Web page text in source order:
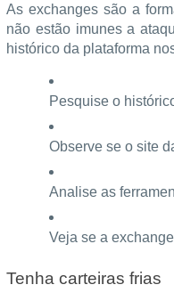
As exchanges são a
não estão imunes a
histórico da plataforma
Pesquise o
Observe se o site
Analise as
Veja se a
Tenha carteiras frias